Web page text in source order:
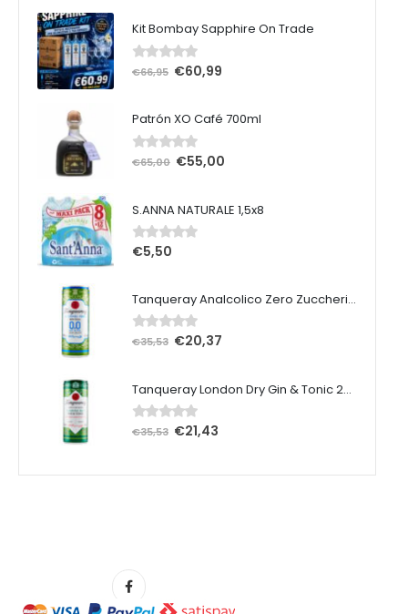
Kit Bombay Sapphire On Trade
0Su 5
€66,95 €60,99
Patrón XO Café 700ml
0Su 5
€65,00 €55,00
S.ANNA NATURALE 1,5x8
0Su 5
€5,50
Tanqueray Analcolico Zero Zuccheri 25 cl x 12 pezzi
0Su 5
€35,53 €20,37
Tanqueray London Dry Gin & Tonic 25 cl x 12 pezzi
0Su 5
€35,53 €21,43